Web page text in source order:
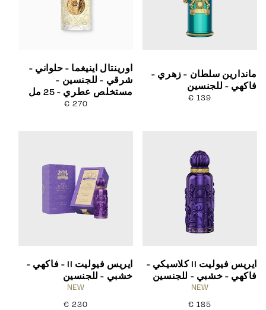
ماندارين سلطان - زهري -
فاكهي - للجنسين
السعر
139 €
اورينتال اينيغما - حلواني -
شرقي - للجنسين -
مستخلص عطري - 25 مل
السعر
270 €
ايريس فيوليت II كلاسيكي -
فاكهي - خشبي - للجنسين
NEW
السعر
185 €
ايريس فيوليت II - فاكهي -
خشبي - للجنسين
NEW
السعر
230 €